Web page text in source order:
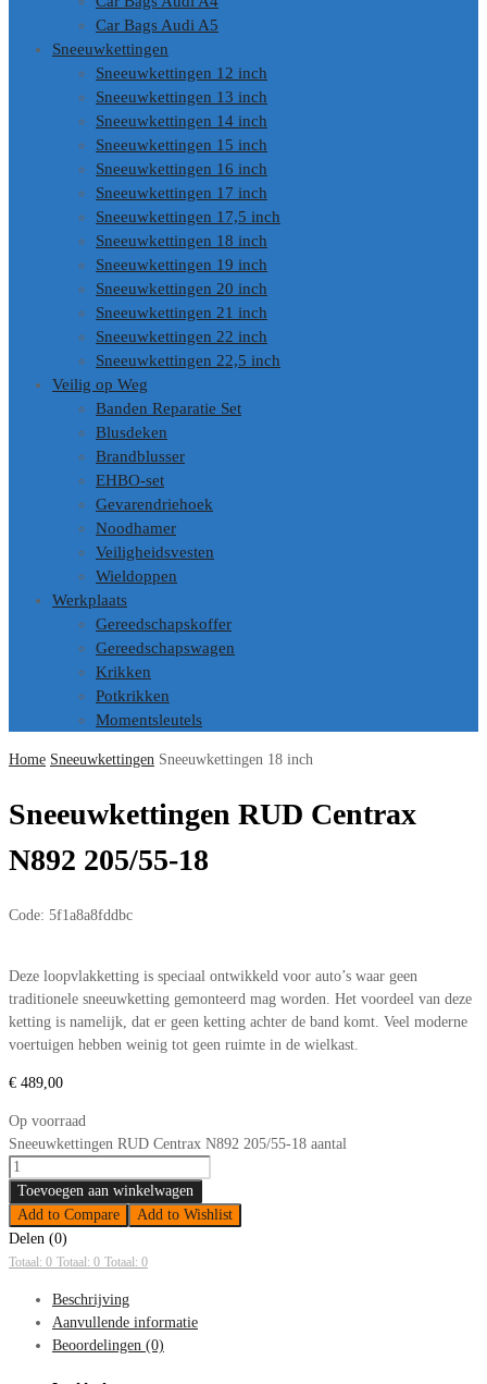
Car Bags Audi A5
Sneeuwkettingen
Sneeuwkettingen 12 inch
Sneeuwkettingen 13 inch
Sneeuwkettingen 14 inch
Sneeuwkettingen 15 inch
Sneeuwkettingen 16 inch
Sneeuwkettingen 17 inch
Sneeuwkettingen 17,5 inch
Sneeuwkettingen 18 inch
Sneeuwkettingen 19 inch
Sneeuwkettingen 20 inch
Sneeuwkettingen 21 inch
Sneeuwkettingen 22 inch
Sneeuwkettingen 22,5 inch
Veilig op Weg
Banden Reparatie Set
Blusdeken
Brandblusser
EHBO-set
Gevarendriehoek
Noodhamer
Veiligheidsvesten
Wieldoppen
Werkplaats
Gereedschapskoffer
Gereedschapswagen
Krikken
Potkrikken
Momentsleutels
Home Sneeuwkettingen Sneeuwkettingen 18 inch
Sneeuwkettingen RUD Centrax
N892 205/55-18
Code: 5f1a8a8fddbc
Deze loopvlakketting is speciaal ontwikkeld voor auto’s waar geen
traditionele sneeuwketting gemonteerd mag worden. Het voordeel van deze
ketting is namelijk, dat er geen ketting achter de band komt. Veel moderne
voertuigen hebben weinig tot geen ruimte in de wielkast.
€ 489,00
Op voorraad
Sneeuwkettingen RUD Centrax N892 205/55-18 aantal
Toevoegen aan winkelwagen
Add to Compare
Add to Wishlist
Delen (0)
Totaal: 0 Totaal: 0 Totaal: 0
Beschrijving
Aanvullende informatie
Beoordelingen (0)